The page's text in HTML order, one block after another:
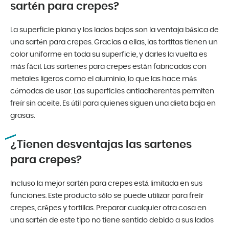
sartén para crepes?
La superficie plana y los lados bajos son la ventaja básica de
una sartén para crepes. Gracias a ellas, las tortitas tienen un
color uniforme en toda su superficie, y darles la vuelta es
más fácil. Las sartenes para crepes están fabricadas con
metales ligeros como el aluminio, lo que las hace más
cómodas de usar. Las superficies antiadherentes permiten
freír sin aceite. Es útil para quienes siguen una dieta baja en
grasas.
¿Tienen desventajas las sartenes
para crepes?
Incluso la mejor sartén para crepes está limitada en sus
funciones. Este producto sólo se puede utilizar para freír
crepes, crêpes y tortillas. Preparar cualquier otra cosa en
una sartén de este tipo no tiene sentido debido a sus lados